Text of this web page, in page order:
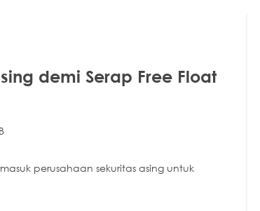
demi Serap Free Float
perusahaan sekuritas asing untuk